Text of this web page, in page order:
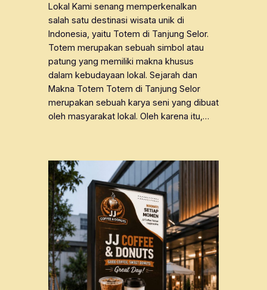
Lokal Kami senang memperkenalkan
salah satu destinasi wisata unik di
Indonesia, yaitu Totem di Tanjung Selor.
Totem merupakan sebuah simbol atau
patung yang memiliki makna khusus
dalam kebudayaan lokal. Sejarah dan
Makna Totem Totem di Tanjung Selor
merupakan sebuah karya seni yang dibuat
oleh masyarakat lokal. Oleh karena itu,…